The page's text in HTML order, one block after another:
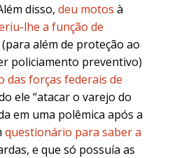
disso, deu motos à
lhe a função de
(para além de proteção ao
policiamento preventivo)
das forças federais de
ele “atacar o varejo do
em uma polêmica após a
questionário para saber a
e que só possuía as